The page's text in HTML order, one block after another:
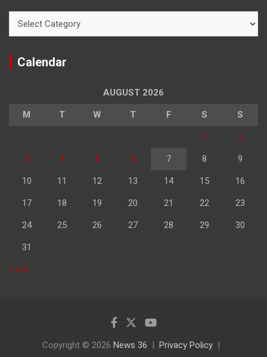
Calendar
AUGUST 2026
M T W T F S S
1 2
3 4 5 6 7 8 9
10 11 12 13 14 15 16
17 18 19 20 21 22 23
24 25 26 27 28 29 30
31
« Jul
Copyright © 2026 News 36
Privacy Policy